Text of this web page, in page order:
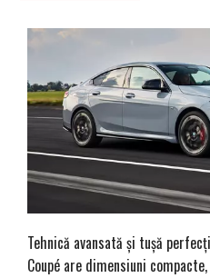
Tehnică avansată și tușă
Coupé are dimensiuni